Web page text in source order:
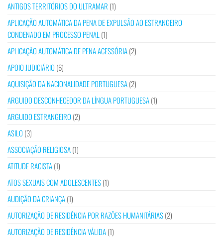
ANTIGOS TERRITÓRIOS DO ULTRAMAR (1)
APLICAÇÃO AUTOMÁTICA DA PENA DE EXPULSÃO AO ESTRANGEIRO
CONDENADO EM PROCESSO PENAL (1)
APLICAÇÃO AUTOMÁTICA DE PENA ACESSÓRIA(2)
APOIO JUDICIÁRIO (6)
AQUISIÇÃO DA NACIONALIDADE PORTUGUESA(2)
ARGUIDO DESCONHECEDOR DA LÍNGUA PORTUGUESA(1)
ARGUIDO ESTRANGEIRO (2)
ASILO (3)
ASSOCIAÇÃO RELIGIOSA(1)
ATITUDE RACISTA(1)
ATOS SEXUAIS COM ADOLESCENTES(1)
AUDIÇÃO DA CRIANÇA(1)
AUTORIZAÇÃO DE RESIDÊNCIA POR RAZÕES HUMANITÁRIAS(2)
AUTORIZAÇÃO DE RESIDÊNCIA VÁLIDA(1)